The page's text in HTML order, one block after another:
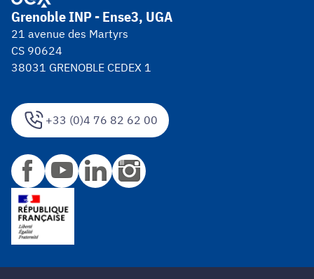
+33 (0)4 76 82 62 00
Grenoble INP - Ense3, UGA
21 avenue des Martyrs
CS 90624
38031 GRENOBLE CEDEX 1